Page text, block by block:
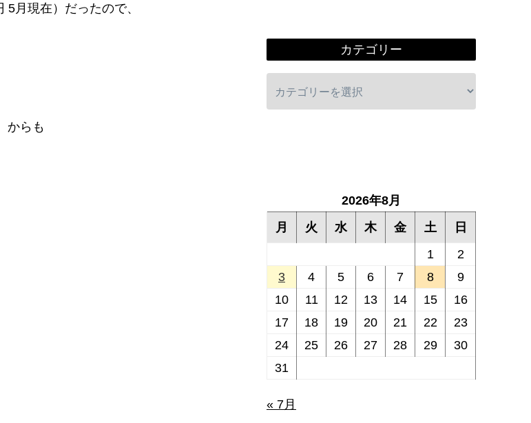
月現在）だったので、
からも
カテゴリー
2026年8月
月
火 水 木 金 土
日
1
2
3
4 5 6 7 8
9
10
11 12 13 14 15
16
17
18 19 20 21 22
23
24
25 26 27 28 29
30
31
« 7月